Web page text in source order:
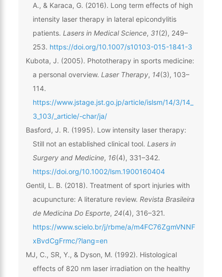
A., & Karaca, G. (2016). Long term effects of high
intensity laser therapy in lateral epicondylitis
patients. Lasers in Medical Science, 31(2), 249–
253. https://doi.org/10.1007/s10103-015-1841-3
Kubota, J. (2005). Phototherapy in sports medicine:
a personal overview. Laser Therapy, 14(3), 103–
114.
https://www.jstage.jst.go.jp/article/islsm/14/3/14_
3_103/_article/-char/ja/
Basford, J. R. (1995). Low intensity laser therapy:
Still not an established clinical tool. Lasers in
Surgery and Medicine, 16(4), 331–342.
https://doi.org/10.1002/lsm.1900160404
Gentil, L. B. (2018). Treatment of sport injuries with
acupuncture: A literature review. Revista Brasileira
de Medicina Do Esporte, 24(4), 316–321.
https://www.scielo.br/j/rbme/a/m4FC76ZgmVNNF
xBvdCgFrmc/?lang=en
MJ, C., SR, Y., & Dyson, M. (1992). Histological
effects of 820 nm laser irradiation on the healthy